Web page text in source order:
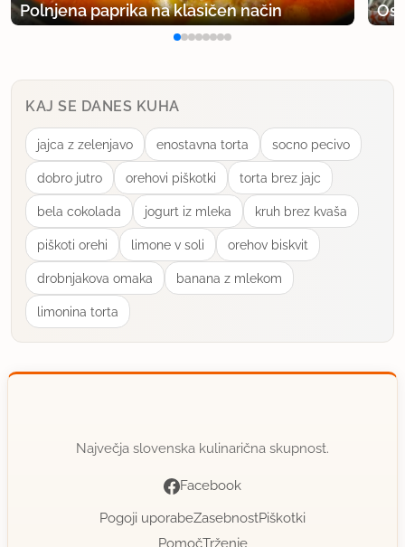
Polnjena paprika na klasičen način
KAJ SE DANES KUHA
jajca z zelenjavo enostavna torta socno pecivo
dobro jutro orehovi piškotki torta brez jajc
bela cokolada jogurt iz mleka kruh brez kvaša
piškoti orehi limone v soli orehov biskvit
drobnjakova omaka banana z mlekom
limonina torta
Največja slovenska kulinarična skupnost.
Facebook
Pogoji uporabeZasebnostPiškotki
PomočTrženje